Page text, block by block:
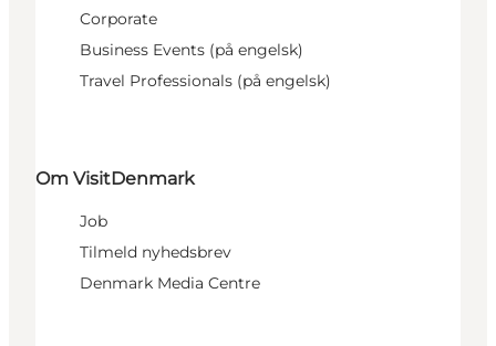
Corporate
Business Events (på engelsk)
Travel Professionals (på engelsk)
Om VisitDenmark
Job
Tilmeld nyhedsbrev
Denmark Media Centre